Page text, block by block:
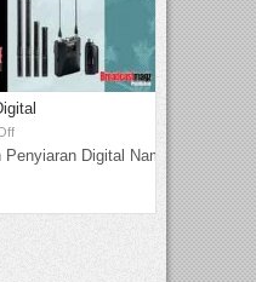
Digital Nama